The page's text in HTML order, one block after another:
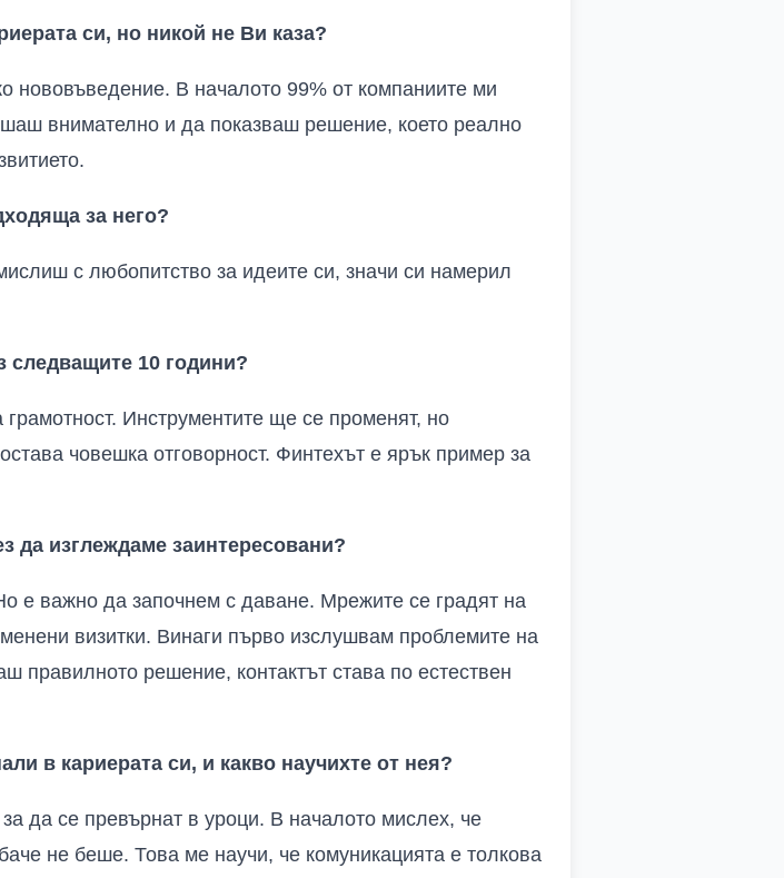
си, но никой не Ви каза?
нововъведение. В началото 99% от компаниите ми
внимателно и да показваш решение, което реално
за него?
с любопитство за идеите си, значи си намерил
10 години?
Инструментите ще се променят, но
човешка отговорност. Финтехът е ярък пример за
да изглеждаме заинтересовани?
е важно да започнем с даване. Мрежите се градят на
визитки. Винаги първо изслушвам проблемите на
правилното решение, контактът става по естествен
в кариерата си, и какво научихте от нея?
да се превърнат в уроци. В началото мислех, че
не беше. Това ме научи, че комуникацията е толкова